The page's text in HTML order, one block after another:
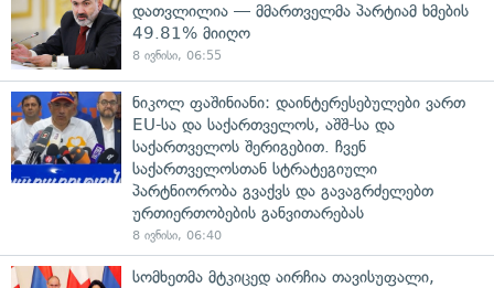
დათვლილია — მმართველმა პარტიამ ხმების
49.81% მიიღო
8 ივნისი, 06:55
ნიკოლ ფაშინიანი: დაინტერესებულები ვართ
EU-სა და საქართველოს, აშშ-სა და
საქართველოს შერიგებით. ჩვენ
საქართველოსთან სტრატეგიული
პარტნიორობა გვაქვს და გავაგრძელებთ
ურთიერთობების განვითარებას
8 ივნისი, 06:40
სომხეთმა მტკიცედ აირჩია თავისუფალი,